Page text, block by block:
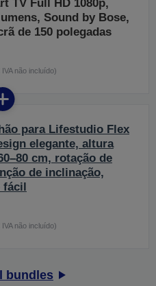
TV Full HD 1080p,
Sound by Bose,
de 150 polegadas
não incluído)
para Lifestudio Flex
elegante, altura
cm, rotação de
de inclinação,
fácil
não incluído)
bundles